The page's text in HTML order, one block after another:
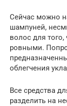
Сейчас можно
шампуней,
волос для
ровными.
облегчения
Все средства
разделить на